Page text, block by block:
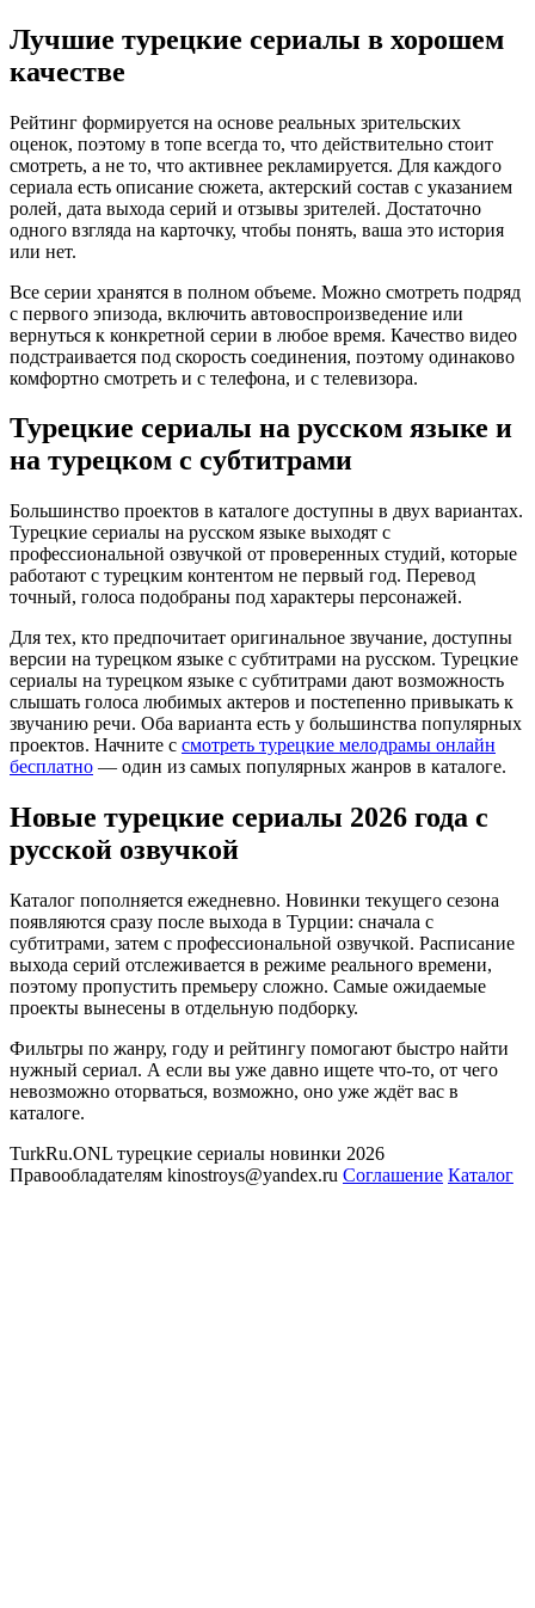
Лучшие турецкие сериалы в хорошем
качестве
Рейтинг формируется на основе реальных зрительских
оценок, поэтому в топе всегда то, что действительно стоит
смотреть, а не то, что активнее рекламируется. Для каждого
сериала есть описание сюжета, актерский состав с указанием
ролей, дата выхода серий и отзывы зрителей. Достаточно
одного взгляда на карточку, чтобы понять, ваша это история
или нет.
Все серии хранятся в полном объеме. Можно смотреть подряд
с первого эпизода, включить автовоспроизведение или
вернуться к конкретной серии в любое время. Качество видео
подстраивается под скорость соединения, поэтому одинаково
комфортно смотреть и с телефона, и с телевизора.
Турецкие сериалы на русском языке и
на турецком с субтитрами
Большинство проектов в каталоге доступны в двух вариантах.
Турецкие сериалы на русском языке выходят с
профессиональной озвучкой от проверенных студий, которые
работают с турецким контентом не первый год. Перевод
точный, голоса подобраны под характеры персонажей.
Для тех, кто предпочитает оригинальное звучание, доступны
версии на турецком языке с субтитрами на русском. Турецкие
сериалы на турецком языке с субтитрами дают возможность
слышать голоса любимых актеров и постепенно привыкать к
звучанию речи. Оба варианта есть у большинства популярных
проектов. Начните с смотреть турецкие мелодрамы онлайн
бесплатно — один из самых популярных жанров в каталоге.
Новые турецкие сериалы 2026 года с
русской озвучкой
Каталог пополняется ежедневно. Новинки текущего сезона
появляются сразу после выхода в Турции: сначала с
субтитрами, затем с профессиональной озвучкой. Расписание
выхода серий отслеживается в режиме реального времени,
поэтому пропустить премьеру сложно. Самые ожидаемые
проекты вынесены в отдельную подборку.
Фильтры по жанру, году и рейтингу помогают быстро найти
нужный сериал. А если вы уже давно ищете что-то, от чего
невозможно оторваться, возможно, оно уже ждёт вас в
каталоге.
TurkRu.ONL турецкие сериалы новинки 2026
Правообладателям kinostroys@yandex.ru Соглашение Каталог